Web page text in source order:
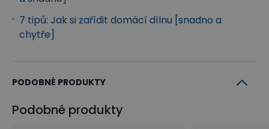
7 tipů: Jak si zařídit domácí dílnu [snadno a
chytře]
PODOBNÉ PRODUKTY
Podobné produkty